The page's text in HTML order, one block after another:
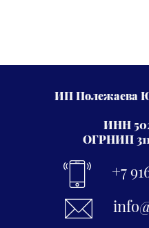
ИП Полежаева
ИНН
ОГРНИП
+7